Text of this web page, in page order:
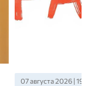
07 августа 2026 |